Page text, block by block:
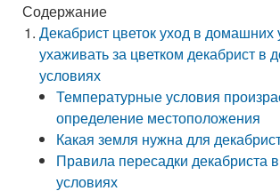
Содержание
Декабрист цветок уход в домашних
ухаживать за цветком декабрист в
условиях
Температурные условия
определение местоположения
Какая земля нужна для
Правила пересадки декабриста
условиях